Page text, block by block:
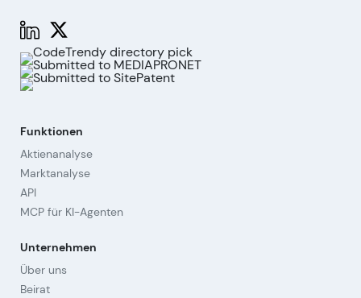
Funktionen
Aktienanalyse
Marktanalyse
API
MCP für KI-Agenten
Unternehmen
Über uns
Beirat